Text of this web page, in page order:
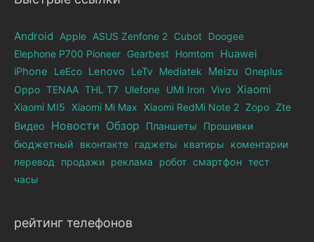
Android Apple ASUS Zenfone 2 Cubot Doogee
Elephone Р700 Pioneer Gearbest Homtom
Huawei
iPhone
LeEco Lenovo LeTv Mediatek Meizu
Oneplus
Oppo TENAA THL T7 Ulefone UMI Iron Vivo Xiaomi
Xiaomi MI5 Xiaomi Mi Max Xiaomi RedMi Note 2 Zopo Zte
Видео Новости Обзор Планшеты
Прошивки
бюджетный
вконтакте гаджеты кватиры
коментарии
перевод
продажи реклама робот смартфон тест
часы
рейтинг телефонов